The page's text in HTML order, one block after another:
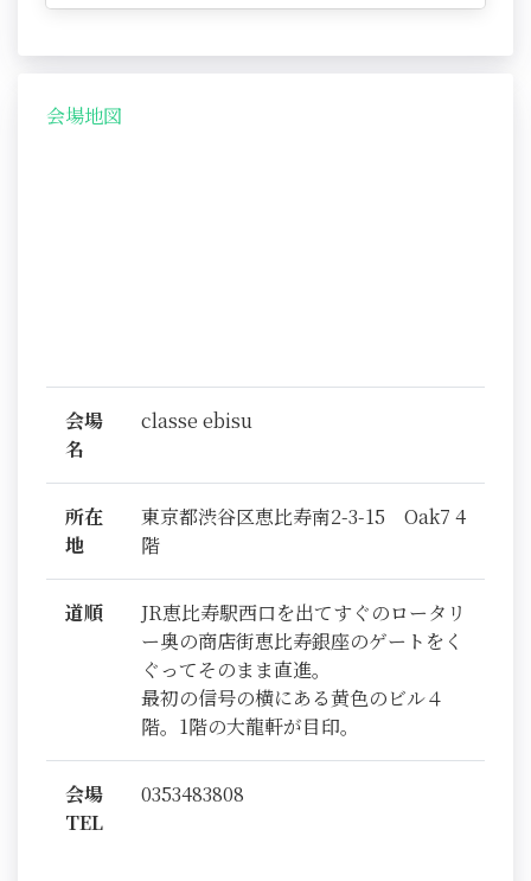
会場地図
会場
名
classe ebisu
所在
地
東京都渋谷区恵比寿南2-3-15 Oak7 4
階
道順
JR恵比寿駅西口を出てすぐのロータリ
ー奥の商店街恵比寿銀座のゲートをく
ぐってそのまま直進。
最初の信号の横にある黄色のビル４
階。1階の大龍軒が目印。
会場
TEL
0353483808